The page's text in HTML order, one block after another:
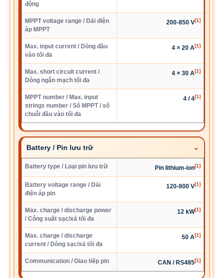
động
MPPT voltage range / Dải điện
áp MPPT
200-850 V[1]
Max. input current / Dòng đầu
vào tối đa
4 × 20 A[1]
Max. short circuit current /
Dòng ngắn mạch tối đa
4 × 30 A[1]
MPPT number / Max. input
strings number / Số MPPT / số
chuỗi đầu vào tối đa
4 / 4[1]
Battery / Pin lưu trữ
Battery type / Loại pin lưu trữ Pin lithium-ion[1]
Battery voltage range / Dải
điện áp pin
120-800 V[1]
Max. charge / discharge power
/ Công suất sạc/xả tối đa
12 kW[1]
Max. charge / discharge
current / Dòng sạc/xả tối đa
50 A[1]
Communication / Giao tiếp pin CAN / RS485[1]